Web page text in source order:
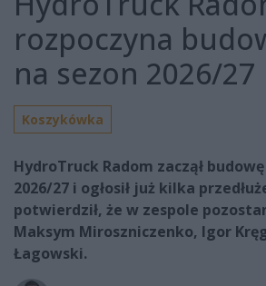
rozpoczyna
na sezon 2026/27
Koszykówka
HydroTruck Radom zaczął
2026/27 i ogłosił już kilka
potwierdził, że w zespole
Maksym Miroszniczenko, Igor
Łagowski.